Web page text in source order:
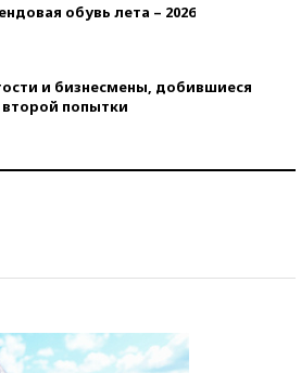
обувь лета – 2026
и бизнесмены, добившиеся
второй попытки